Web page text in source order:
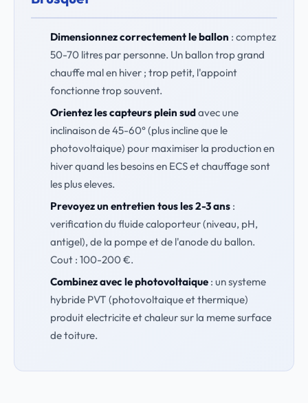
Dimensionnez correctement le ballon : comptez
50-70 litres par personne. Un ballon trop grand
chauffe mal en hiver ; trop petit, l'appoint
fonctionne trop souvent.
Orientez les capteurs plein sudavec une
inclinaison de 45-60° (plus incline que le
photovoltaique) pour maximiser la production en
hiver quand les besoins en ECS et chauffage sont
les plus eleves.
Prevoyez un entretien tous les 2-3 ans:
verification du fluide caloporteur (niveau, pH,
antigel), de la pompe et de l'anode du ballon.
Cout : 100-200 €.
Combinez avec le photovoltaique: un systeme
hybride PVT (photovoltaique et thermique)
produit electricite et chaleur sur la meme surface
de toiture.